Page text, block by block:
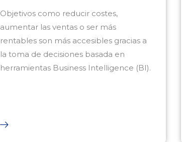
Objetivos como reducir costes,
aumentar las ventas o ser más
rentables son más accesibles gracias a
la toma de decisiones basada en
herramientas Business Intelligence (BI).